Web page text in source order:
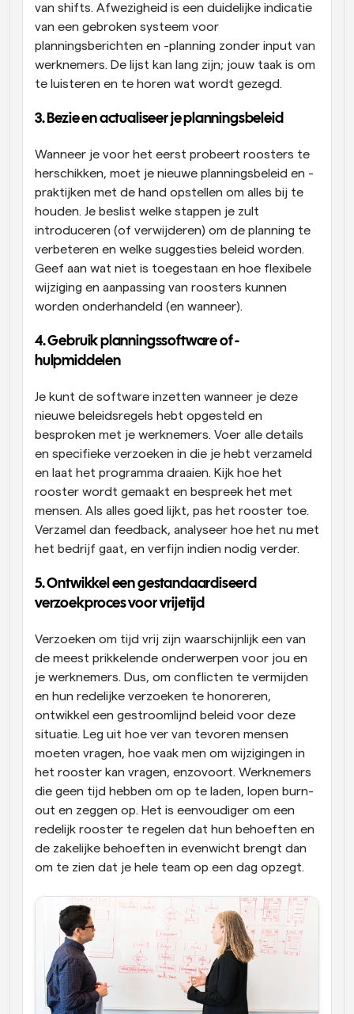
van shifts. Afwezigheid is een duidelijke indicatie
van een gebroken systeem voor
planningsberichten en -planning zonder input van
werknemers. De lijst kan lang zijn; jouw taak is om
te luisteren en te horen wat wordt gezegd.
3. Bezie en actualiseer je planningsbeleid
Wanneer je voor het eerst probeert roosters te
herschikken, moet je nieuwe planningsbeleid en -
praktijken met de hand opstellen om alles bij te
houden. Je beslist welke stappen je zult
introduceren (of verwijderen) om de planning te
verbeteren en welke suggesties beleid worden.
Geef aan wat niet is toegestaan en hoe flexibele
wijziging en aanpassing van roosters kunnen
worden onderhandeld (en wanneer).
4. Gebruik planningssoftware of -
hulpmiddelen
Je kunt de software inzetten wanneer je deze
nieuwe beleidsregels hebt opgesteld en
besproken met je werknemers. Voer alle details
en specifieke verzoeken in die je hebt verzameld
en laat het programma draaien. Kijk hoe het
rooster wordt gemaakt en bespreek het met
mensen. Als alles goed lijkt, pas het rooster toe.
Verzamel dan feedback, analyseer hoe het nu met
het bedrijf gaat, en verfijn indien nodig verder.
5. Ontwikkel een gestandaardiseerd
verzoekproces voor vrijetijd
Verzoeken om tijd vrij zijn waarschijnlijk een van
de meest prikkelende onderwerpen voor jou en
je werknemers. Dus, om conflicten te vermijden
en hun redelijke verzoeken te honoreren,
ontwikkel een gestroomlijnd beleid voor deze
situatie. Leg uit hoe ver van tevoren mensen
moeten vragen, hoe vaak men om wijzigingen in
het rooster kan vragen, enzovoort. Werknemers
die geen tijd hebben om op te laden, lopen burn-
out en zeggen op. Het is eenvoudiger om een
redelijk rooster te regelen dat hun behoeften en
de zakelijke behoeften in evenwicht brengt dan
om te zien dat je hele team op een dag opzegt.